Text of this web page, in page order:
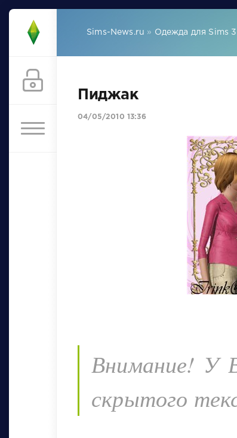
Sims-News.ru » Одежда для Sims 3
Пиджак
04/05/2010 13:36
Внимание! У
скрытого